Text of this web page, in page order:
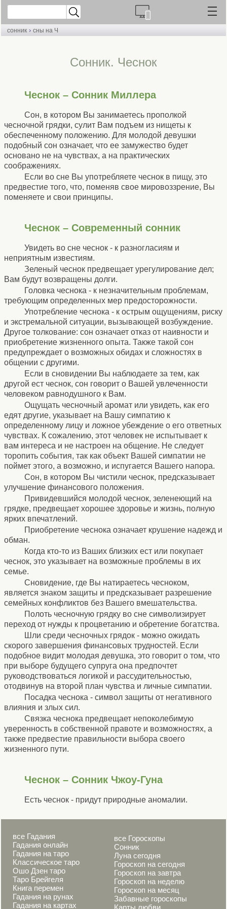
сонник › сны на Ч
Cонник. Чеснок
Чеснок – Сонник Миллера
Сон, в котором Вы занимаетесь прополкой
чесночной грядки, сулит Вам подъем из нищеты к
обеспеченному положению. Для молодой девушки
подобный сон означает, что ее замужество будет
основано не на чувствах, а на практических
соображениях.
Если во сне Вы употребляете чеснок в пищу, это
предвестие того, что, поменяв свое мировоззрение, Вы
поменяете и свои принципы.
Чеснок – Современный сонник
Увидеть во сне чеснок - к разногласиям и
неприятным известиям.
Зеленый чеснок предвещает урегулирование дел;
Вам будут возвращены долги.
Головка чеснока - к незначительным проблемам,
требующим определенных мер предосторожности.
Употребление чеснока - к острым ощущениям, риску
и экстремальной ситуации, вызывающей возбуждение.
Другое толкование: сон означает отказ от наивности и
приобретение жизненного опыта. Также такой сон
предупреждает о возможных обидах и сложностях в
общении с другими.
Если в сновидении Вы наблюдаете за тем, как
другой ест чеснок, сон говорит о Вашей увлеченности
человеком равнодушного к Вам.
Ощущать чесночный аромат или увидеть, как его
едят другие, указывает на Вашу симпатию к
определенному лицу и ложное убеждение о его ответных
чувствах. К сожалению, этот человек не испытывает к
вам интереса и не настроен на общение. Не следует
торопить события, так как объект Вашей симпатии не
поймет этого, а возможно, и испугается Вашего напора.
Сон, в котором Вы чистили чеснок, предсказывает
улучшение финансового положения.
Привидевшийся молодой чеснок, зеленеющий на
грядке, предвещает хорошее здоровье и жизнь, полную
ярких впечатлений.
Приобретение чеснока означает крушение надежд и
обман.
Когда кто-то из Ваших близких ест или покупает
чеснок, это указывает на возможные проблемы в их
семье.
Сновидение, где Вы натираетесь чесноком,
является знаком защиты и предсказывает разрешение
семейных конфликтов без Вашего вмешательства.
Полоть чесночную грядку во сне символизирует
переход от нужды к процветанию и обретение богатства.
Шли среди чесночных грядок - можно ожидать
скорого завершения финансовых трудностей. Если
подобное видит молодая девушка, это говорит о том, что
при выборе будущего супруга она предпочтет
руководствоваться логикой и рассудительностью,
отодвинув на второй план чувства и личные симпатии.
Посадка чеснока - символ защиты от негативного
влияния и злых сил.
Связка чеснока предвещает непоколебимую
уверенность в собственной правоте и возможностях, а
также предвестие правильности выбора своего
жизненного пути.
Чеснок – Сонник Чжоу-Гуна
Есть чеснок - придут природные аномалии.
все Гадания
Гадания онлайн
Гадания на таро
Классическое таро
Ошо Дзен таро
Таро Брейгеля
Книга перемен
Гадания на рунах
Гадания на картах
все Гороскопы
Сонник
Луна сегодня
Гороскоп на сегодня
Гороскоп на завтра
Гороскоп на неделю
Гороскоп на месяц
Забавные гороскопы
Карты любви